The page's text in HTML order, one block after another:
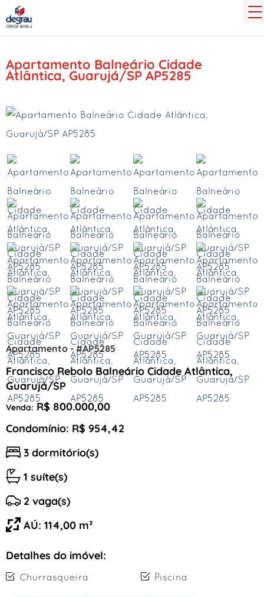
Apartamento Balneário Cidade
Atlântica, Guarujá/SP AP5285
Apartamento - #AP5285
Francisco Rebolo Balneário Cidade Atlântica,
Guarujá/SP
Venda: R$ 800.000,00
Condomínio: R$ 954,42
3 dormitório(s)
1 suíte(s)
2 vaga(s)
AÚ: 114,00 m²
Detalhes do imóvel:
Churrasqueira Piscina